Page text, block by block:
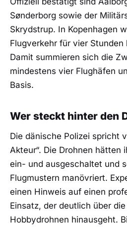
Sønderborg sowie der
Skrydstrup. In Kopenhagen
Flugverkehr für vier
Damit summieren sich die
mindestens vier Flughäfen
Basis.
Wer steckt hinter den
Die dänische Polizei spricht
Akteur“. Die Drohnen hätten
ein- und ausgeschaltet und
Flugmustern manövriert.
einen Hinweis auf einen
Einsatz, der deutlich über
Hobbydrohnen hinausgeht.